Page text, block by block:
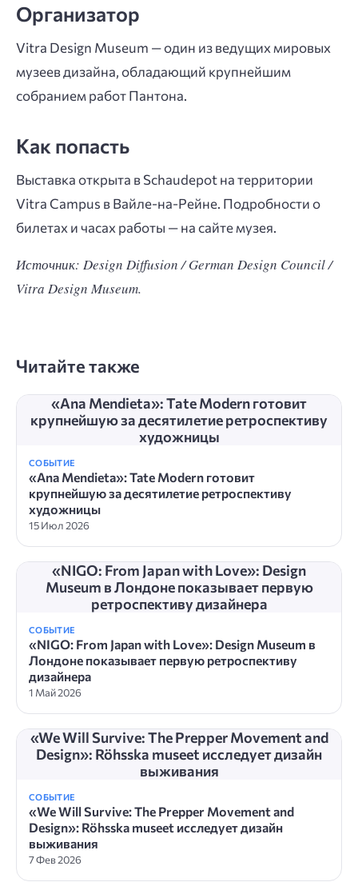
Организатор
Vitra Design Museum — один из ведущих мировых
музеев дизайна, обладающий крупнейшим
собранием работ Пантона.
Как попасть
Выставка открыта в Schaudepot на территории
Vitra Campus в Вайле-на-Рейне. Подробности о
билетах и часах работы — на сайте музея.
Источник: Design Diffusion / German Design Council /
Vitra Design Museum.
Читайте также
«Ana Mendieta»: Tate Modern готовит
крупнейшую за десятилетие ретроспективу
художницы
СОБЫТИЕ
«Ana Mendieta»: Tate Modern готовит
крупнейшую за десятилетие ретроспективу
художницы
15 Июл 2026
«NIGO: From Japan with Love»: Design
Museum в Лондоне показывает первую
ретроспективу дизайнера
СОБЫТИЕ
«NIGO: From Japan with Love»: Design Museum в
Лондоне показывает первую ретроспективу
дизайнера
1 Май 2026
«We Will Survive: The Prepper Movement and
Design»: Röhsska museet исследует дизайн
выживания
СОБЫТИЕ
«We Will Survive: The Prepper Movement and
Design»: Röhsska museet исследует дизайн
выживания
7 Фев 2026